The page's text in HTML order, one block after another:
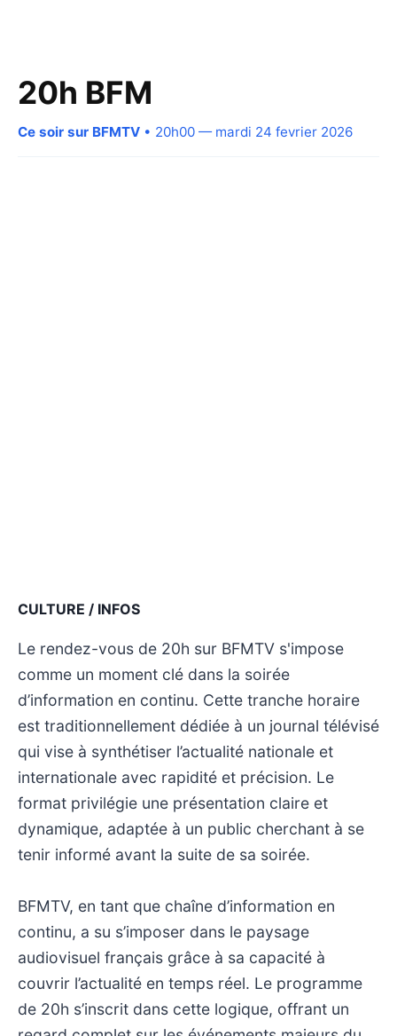
20h BFM
Ce soir sur BFMTV • 20h00 — mardi 24 fevrier 2026
CULTURE / INFOS
Le rendez-vous de 20h sur BFMTV s'impose
comme un moment clé dans la soirée
d’information en continu. Cette tranche horaire
est traditionnellement dédiée à un journal télévisé
qui vise à synthétiser l’actualité nationale et
internationale avec rapidité et précision. Le
format privilégie une présentation claire et
dynamique, adaptée à un public cherchant à se
tenir informé avant la suite de sa soirée.
BFMTV, en tant que chaîne d’information en
continu, a su s’imposer dans le paysage
audiovisuel français grâce à sa capacité à
couvrir l’actualité en temps réel. Le programme
de 20h s’inscrit dans cette logique, offrant un